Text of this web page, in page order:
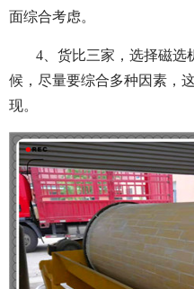
面综合考虑。
4、货比三家，选择磁选
候，尽量要综合多种因素，
现。